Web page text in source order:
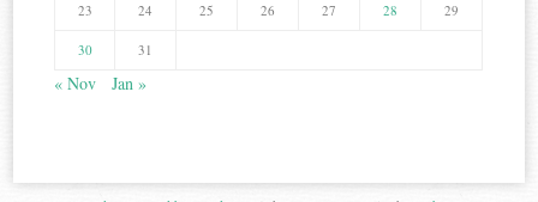
23 24 25 26 27 28 29
30 31
« Nov Jan »